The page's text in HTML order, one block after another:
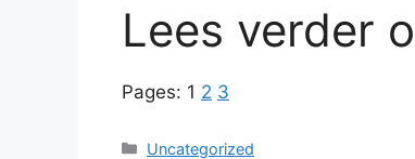
Lees verder
Pages: 1 2 3
Categories
Uncategorized